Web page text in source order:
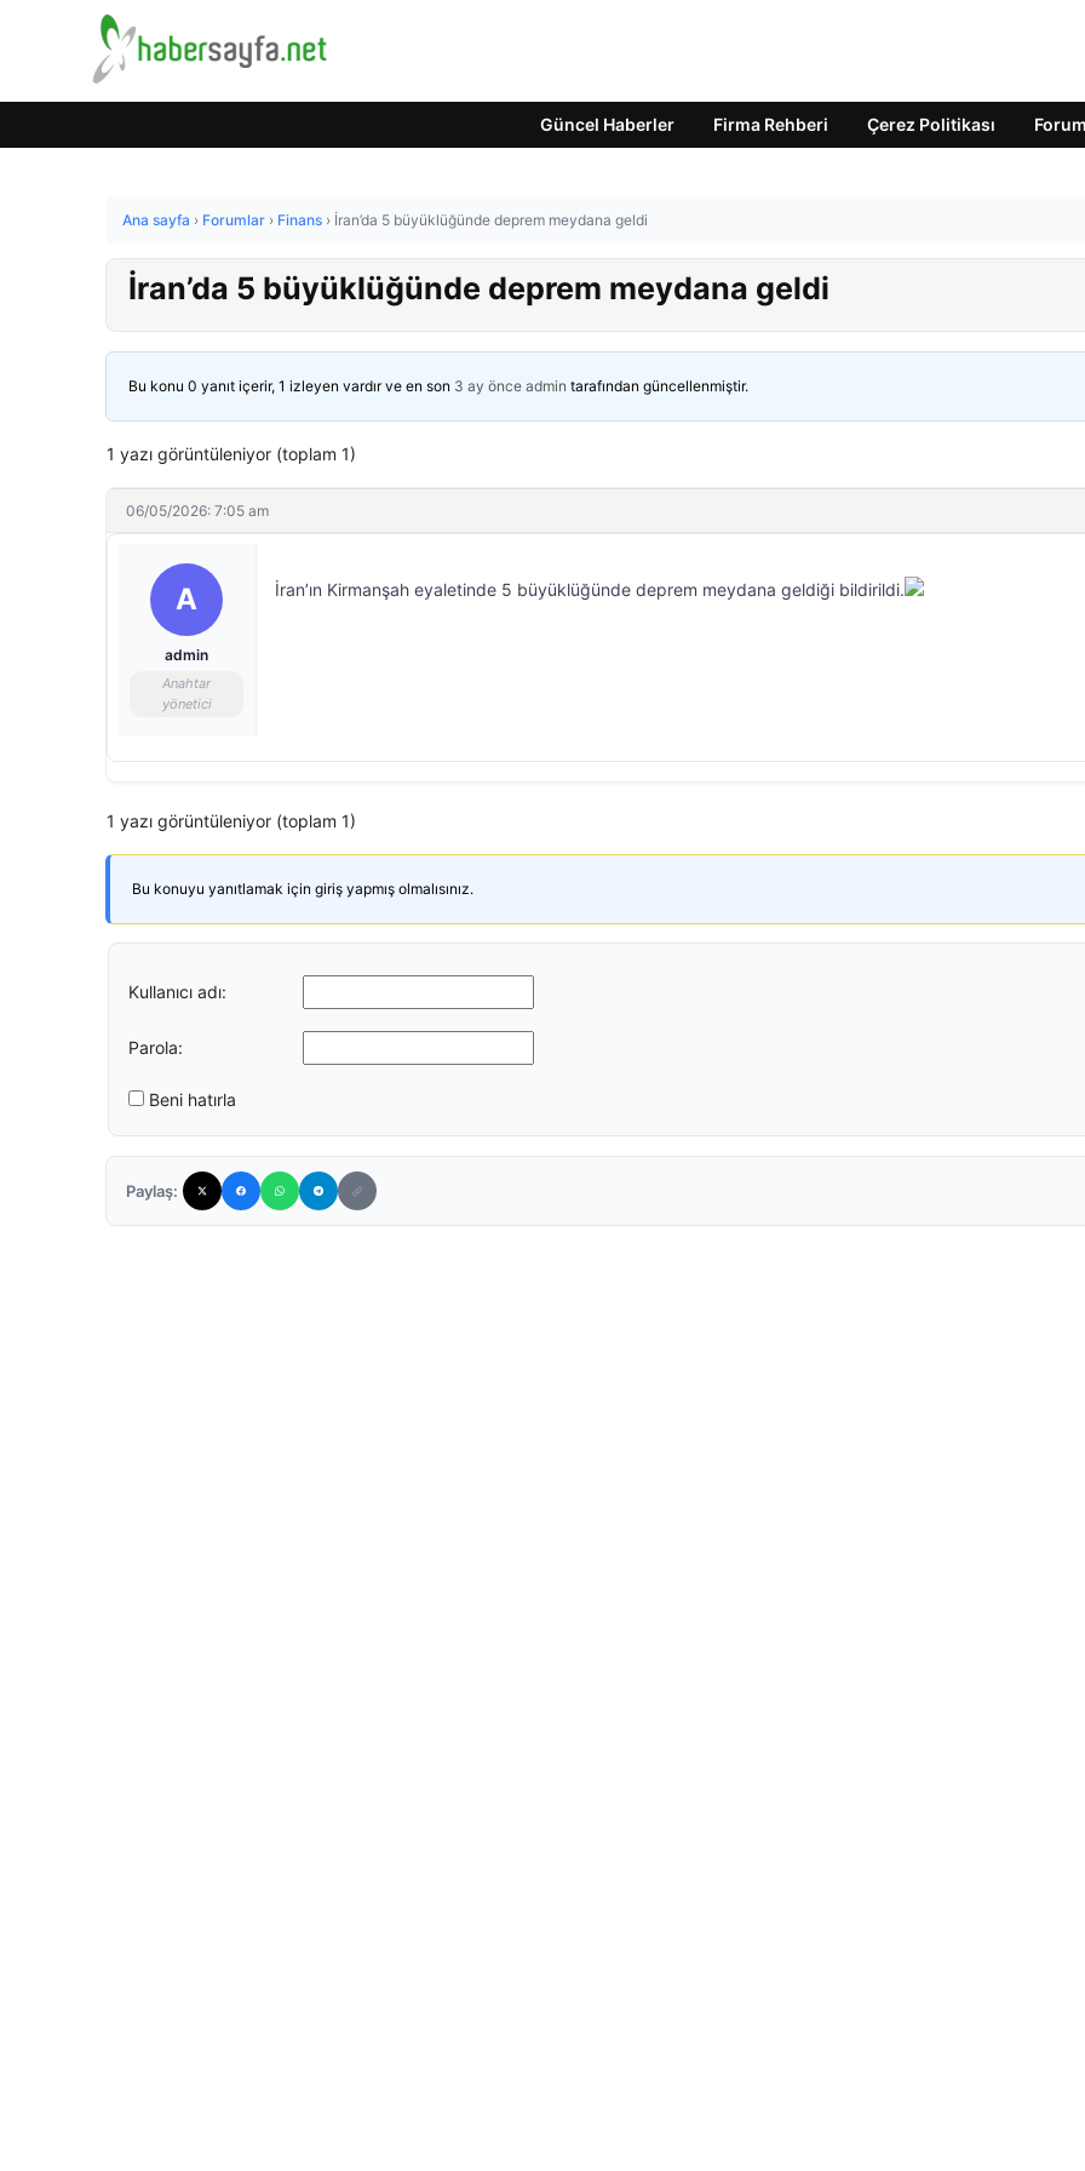
Güncel Haberler Firma Rehberi Çerez Politikası Forum
Ana sayfa › Forumlar › Finans › İran’da 5 büyüklüğünde deprem meydana geldi
İran’da 5 büyüklüğünde deprem meydana geldi
Bu konu 0 yanıt içerir, 1 izleyen vardır ve en son 3 ay önce admin tarafından güncellenmiştir.
1 yazı görüntüleniyor (toplam 1)
06/05/2026: 7:05 am
A
admin
Anahtar
yönetici
İran’ın Kirmanşah eyaletinde 5 büyüklüğünde deprem meydana geldiği bildirildi.
1 yazı görüntüleniyor (toplam 1)
Bu konuyu yanıtlamak için giriş yapmış olmalısınız.
Kullanıcı adı:
Parola:
Beni hatırla
Paylaş: